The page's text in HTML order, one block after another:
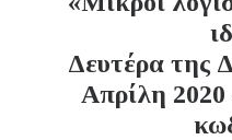
Δευτέρα της
Απρίλη